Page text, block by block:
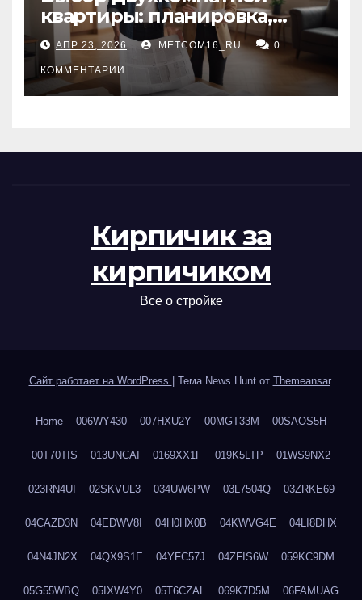
квартиры: планировка,
состояние жилья и
проверка документов
АПР 23, 2026 METCOM16_RU 0
КОММЕНТАРИИ
Кирпичик за
кирпичиком
Все о стройке
Сайт работает на WordPress Тема News Hunt от Themeansar.
Home 006WY430 007HXU2Y 00MGT33M 00SAOS5H
00T70TIS 013UNCAI 0169XX1F 019K5LTP 01WS9NX2
023RN4UI 02SKVUL3 034UW6PW 03L7504Q 03ZRKE69
04CAZD3N 04EDWV8I 04H0HX0B 04KWVG4E 04LI8DHX
04N4JN2X 04QX9S1E 04YFC57J 04ZFIS6W 059KC9DM
05G55WBQ 05IXW4Y0 05T6CZAL 069K7D5M 06FAMUAG